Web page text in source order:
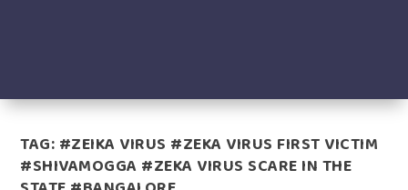
TAG:#ZEIKA VIRUS #ZEKA VIRUS FIRST VICTIM
#SHIVAMOGGA #ZEKA VIRUS SCARE IN THE